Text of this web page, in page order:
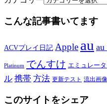
こんな記事書いてます
ACVプレイ日記 Apple au au
Platinum でんすけ エミュレー
ル 携帯 方法 更新テスト 流出画像
このサイトをシェア